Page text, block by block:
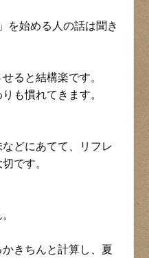
を始める人の話は聞き
ると結構楽です。
も慣れてきます。
どにあてて、リフレ
です。
きちんと計算し、夏